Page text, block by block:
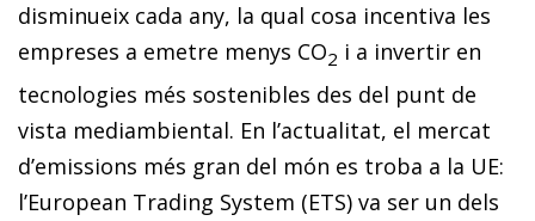
disminueix cada any, la qual cosa incentiva les
empreses a emetre menys CO2 i a invertir en
tecnologies més sostenibles des del punt de
vista mediambiental. En l’actualitat, el mercat
d’emissions més gran del món es troba a la UE:
l’European Trading System (ETS) va ser un dels